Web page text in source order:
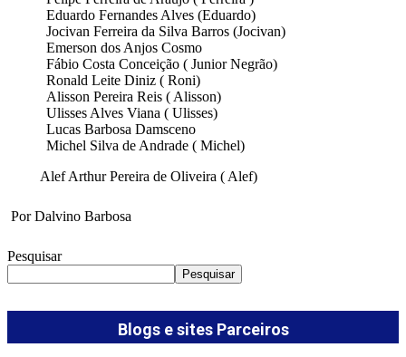
Eduardo Fernandes Alves (Eduardo)
Jocivan Ferreira da Silva Barros (Jocivan)
Emerson dos Anjos Cosmo
Fábio Costa Conceição ( Junior Negrão)
Ronald Leite Diniz ( Roni)
Alisson Pereira Reis ( Alisson)
Ulisses Alves Viana ( Ulisses)
Lucas Barbosa Damsceno
Michel Silva de Andrade ( Michel)
Alef Arthur Pereira de Oliveira ( Alef)
Por Dalvino Barbosa
Pesquisar
Pesquisar
Blogs e sites Parceiros